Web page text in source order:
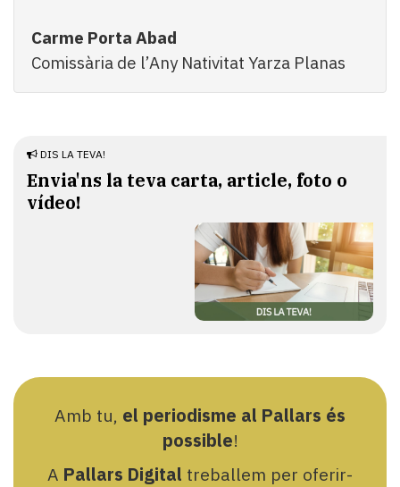
Carme Porta Abad
Comissària de l’Any Nativitat Yarza Planas
DIS LA TEVA!
Envia'ns la teva carta, article, foto o
vídeo!
Amb tu, el periodisme al Pallars és
possible!
A Pallars Digital treballem per oferir-